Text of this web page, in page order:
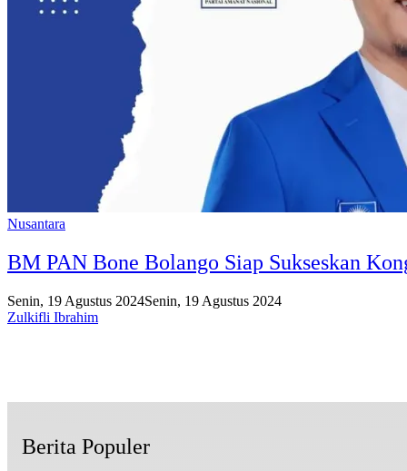
Nusantara
BM PAN Bone Bolango Siap Sukseskan
Senin, 19 Agustus 2024Senin, 19 Agustus 2024
Zulkifli Ibrahim
Berita Populer